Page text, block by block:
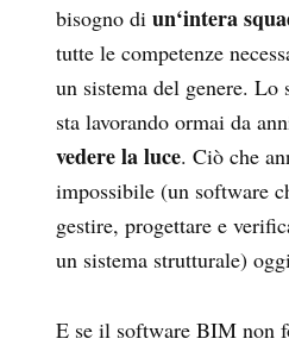
bisogno di un‘intera
tutte le competenze
un sistema del genere.
sta lavorando ormai da
vedere la luce. Ciò che
impossibile (un software
gestire, progettare e
un sistema strutturale)
E se il software BIM non